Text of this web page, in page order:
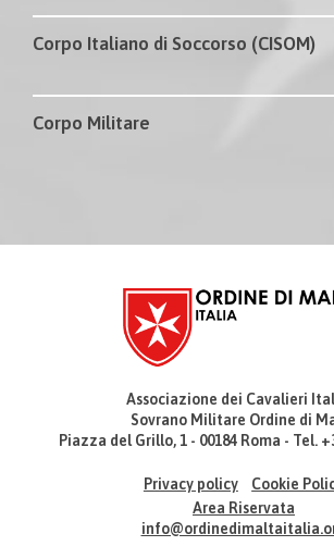
Corpo Italiano di Soccorso (CISOM)
Corpo Militare
Associazione dei Cavalieri
Sovrano Militare Ordine di
Piazza del Grillo, 1 - 00184 Roma - Tel.
Privacy policy
Cookie
Area Riservata